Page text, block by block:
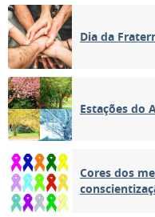
Dia da
Estações do
Cores dos